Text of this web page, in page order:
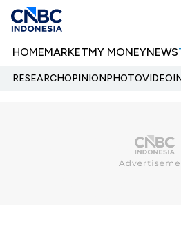
HOMEMARKETMY MONEYNEWS
RESEARCHOPINIONPHOTOVIDEO